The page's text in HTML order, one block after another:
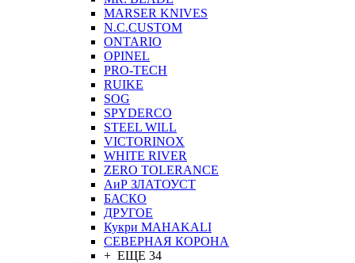
MARSER KNIVES
N.C.CUSTOM
ONTARIO
OPINEL
PRO-TECH
RUIKE
SOG
SPYDERCO
STEEL WILL
VICTORINOX
WHITE RIVER
ZERO TOLERANCE
АиР ЗЛАТОУСТ
БАСКО
ДРУГОЕ
Кукри MAHAKALI
СЕВЕРНАЯ КОРОНА
+ ЕЩЕ 34